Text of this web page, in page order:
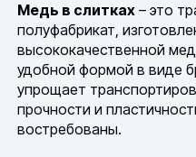
Медь в слитках – это
полуфабрикат,
высококачественной
удобной формой в виде
упрощает
прочности и
востребованы.